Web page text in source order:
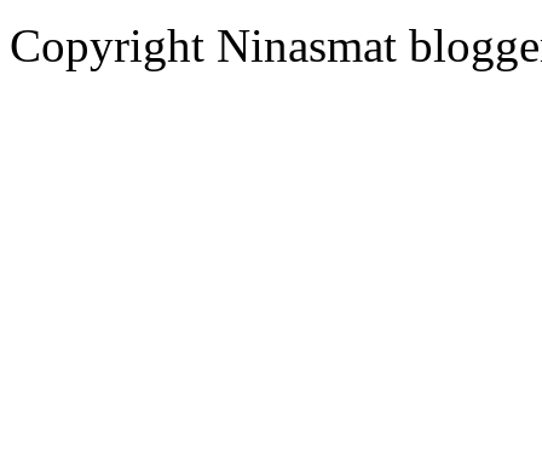
Copyright Ninasmat